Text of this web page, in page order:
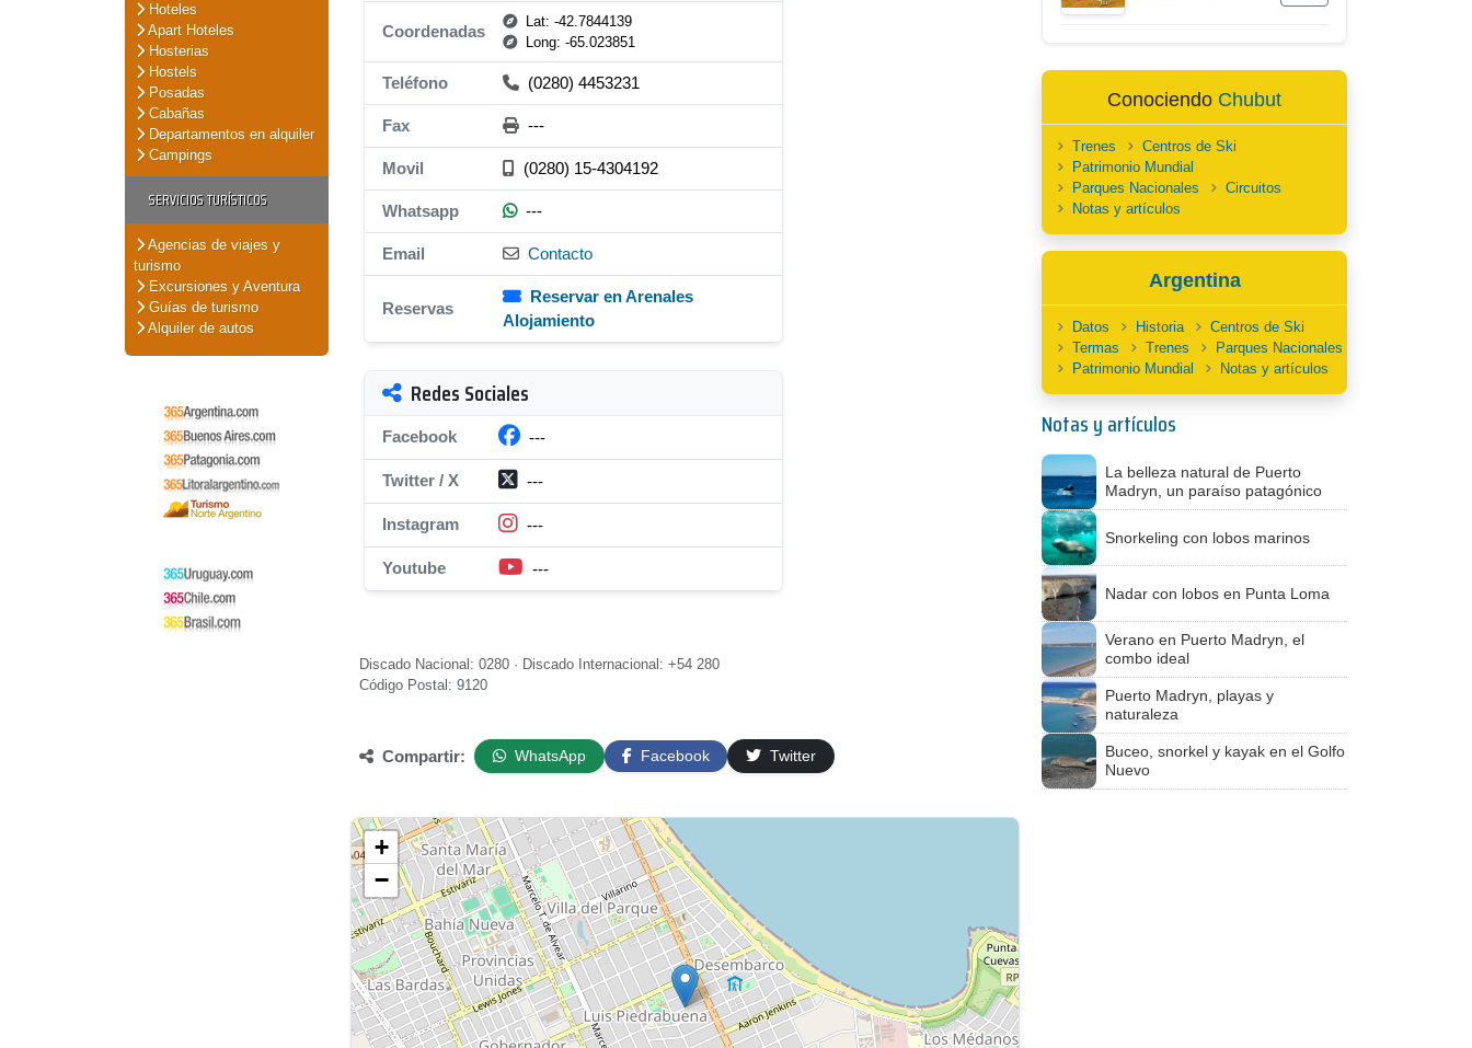
Hoteles
Apart Hoteles
Hosterias
Hostels
Posadas
Cabañas
Departamentos en alquiler
Campings
SERVICIOS TURÍSTICOS
Agencias de viajes y
turismo
Excursiones y Aventura
Guías de turismo
Alquiler de autos
Coordenadas
Lat: -42.7844139
Long: -65.023851
Teléfono (0280) 4453231
Fax ---
Movil (0280) 15-4304192
Whatsapp ---
Email Contacto
Reservas
Reservar en Arenales
Alojamiento
Redes Sociales
Facebook ---
Twitter / X ---
Instagram ---
Youtube ---
Discado Nacional: 0280 · Discado Internacional: +54 280
Código Postal: 9120
Compartir: WhatsApp Facebook Twitter
+
−
Conociendo Chubut
Trenes
Centros de Ski
Patrimonio Mundial
Parques Nacionales
Circuitos
Notas y artículos
Argentina
Datos Historia
Centros de Ski
Termas
Trenes
Parques Nacionales
Patrimonio Mundial
Notas y artículos
Notas y artículos
La belleza natural de Puerto
Madryn, un paraíso patagónico
Snorkeling con lobos marinos
Nadar con lobos en Punta Loma
Verano en Puerto Madryn, el
combo ideal
Puerto Madryn, playas y
naturaleza
Buceo, snorkel y kayak en el Golfo
Nuevo